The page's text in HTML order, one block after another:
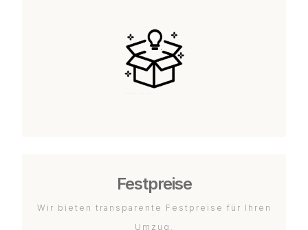
Festpreise
Wir bieten transparente Festpreise für Ihren
Umzug.